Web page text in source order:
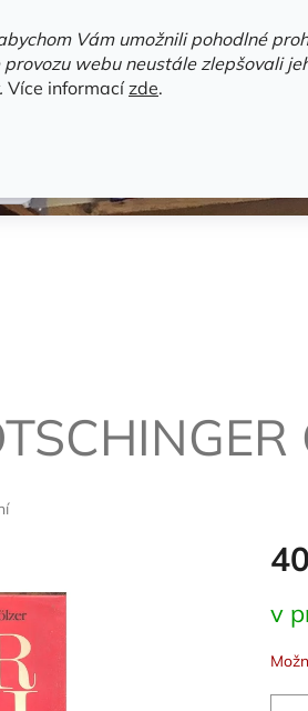
Vám umožnili pohodlné
webu neustále zlepšovali
Více informacízde.
cena:
v